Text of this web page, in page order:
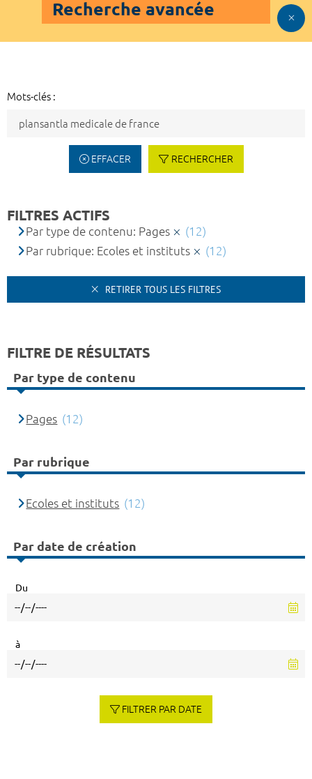
Recherche avancée
Mots-clés :
EFFACER RECHERCHER
FILTRES ACTIFS
Par type de contenu: Pages
(12)
Par rubrique: Ecoles et instituts
(12)
RETIRER TOUS LES FILTRES
FILTRE DE RÉSULTATS
Par type de contenu
Pages (12)
Par rubrique
Ecoles et instituts (12)
Par date de création
Du
à
FILTRER PAR DATE